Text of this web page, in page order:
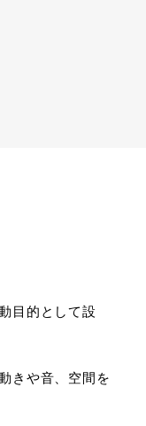
目的として設
きや音、空間を